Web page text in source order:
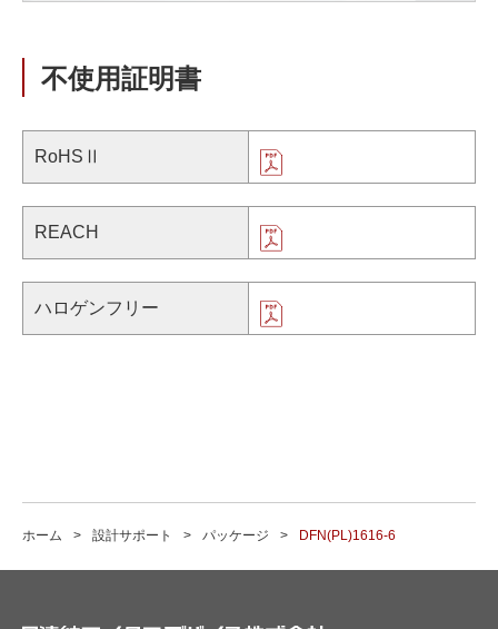
不使用証明書
RoHSⅡ
REACH
ハロゲンフリー
ホーム 設計サポート パッケージ DFN(PL)1616-6